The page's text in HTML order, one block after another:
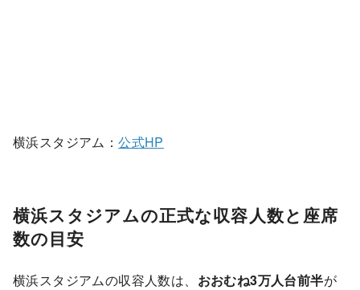
横浜スタジアム：公式HP
横浜スタジアムの正式な収容人数と座席
数の目安
横浜スタジアムの収容人数は、 おおむね3万人台前半が